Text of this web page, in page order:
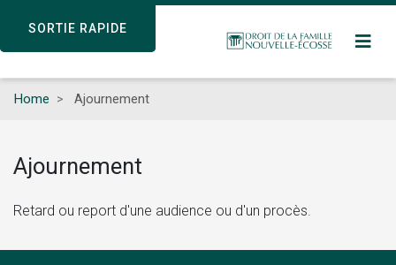
SORTIE RAPIDE
content
SORTIE RAPIDE
Home Ajournement
Ajournement
Retard ou report d'une audience ou d'un procès.